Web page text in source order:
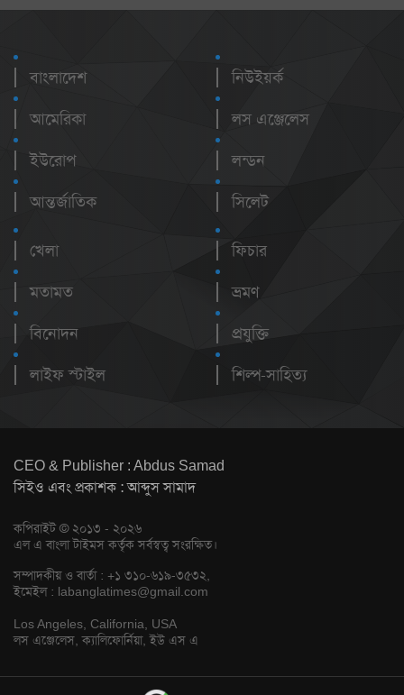
বাংলাদেশ
আমেরিকা
ইউরোপ
আন্তর্জাতিক
নিউইয়র্ক
লস এঞ্জেলেস
লন্ডন
সিলেট
খেলা
মতামত
বিনোদন
লাইফ স্টাইল
ফিচার
ভ্রমণ
প্রযুক্তি
শিল্প-সাহিত্য
CEO & Publisher : Abdus Samad
সিইও এবং প্রকাশক : আব্দুস সামাদ
কপিরাইট © ২০১৩ - ২০২৬
এল এ বাংলা টাইমস কর্তৃক সর্বস্বত্ব সংরক্ষিত।
সম্পাদকীয় ও বার্তা : +১ ৩১০-৬১৯-৩৫৩২,
ইমেইল : labanglatimes@gmail.com
Los Angeles, California, USA
লস এঞ্জেলেস, ক্যালিফোর্নিয়া, ইউ এস এ